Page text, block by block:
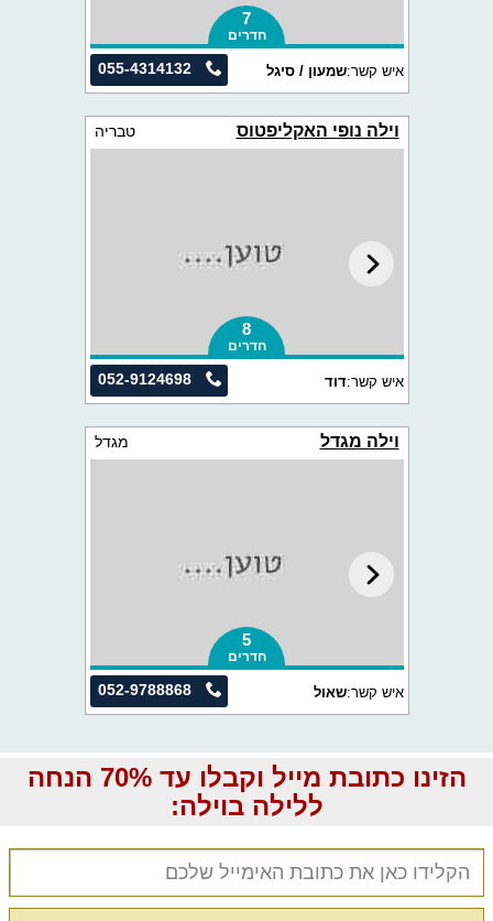
7
חדרים
055-4314132 איש קשר:שמעון / סיגל
וילה נופי האקליפטוס טבריה
8
חדרים
052-9124698 איש קשר:דוד
וילה מגדל מגדל
5
חדרים
052-9788868 איש קשר:שאול
הזינו כתובת מייל וקבלו עד 70% הנחה
ללילה בוילה: